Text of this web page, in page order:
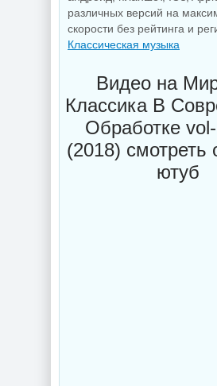
различных версий на
скорости без рейтинга и
Классическая музыка
Видео на
Классика В
Обработке
(2018) смотреть
ютуб